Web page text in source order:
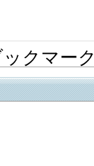
クマー